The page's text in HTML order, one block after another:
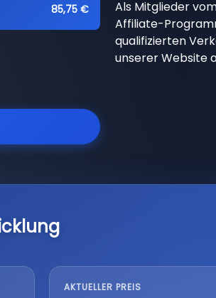
85,75 €
Als Mitglieder
Affiliate-
qualifizierten
unserer Website
AKTUELLER PREIS